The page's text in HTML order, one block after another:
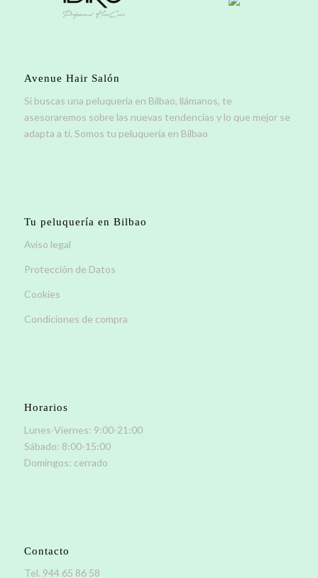
Avenue Hair Salón
Si buscas una peluquería en Bilbao, llámanos, te
asesoraremos sobre las nuevas tendencias y lo que mejor se
adapta a ti. Somos tu peluquería en Bilbao
Tu peluquería en Bilbao
Aviso legal
Protección de Datos
Cookies
Condiciones de compra
Horarios
Lunes-Viernes: 9:00-21:00
Sábado: 8:00-15:00
Domingos: cerrado
Contacto
Tel. 944 65 86 58